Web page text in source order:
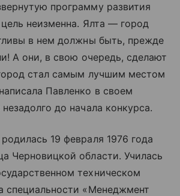
программу развития
неизменна. Ялта — город
в нем должны быть, прежде
А они, в свою очередь, сделают
стал самым лучшим местом
Павленко в своем
до начала конкурса.
19 февраля 1976 года
Черновицкой области. Училась
техническом
специальности «Менеджмент